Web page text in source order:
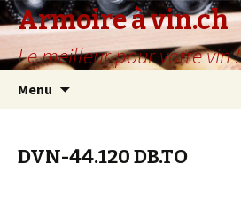
Armoire à vin.ch
Le meilleur pour votre vin !
Menu
DVN-44.120 DB.TO